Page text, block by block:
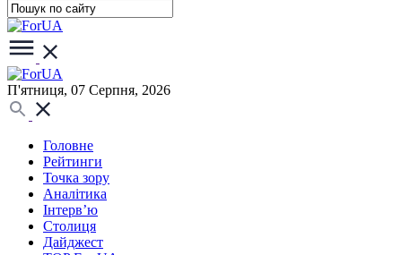
П'ятниця, 07 Серпня, 2026
Головне
Рейтинги
Точка зору
Аналітика
Інтерв’ю
Столиця
Дайджест